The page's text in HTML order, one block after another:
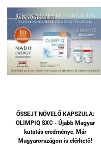
ŐSSEJT NÖVELŐ KAPSZULA:
OLIMPIQ SXC - Újabb Magyar
kutatás eredménye. Már
Magyarországon is elérhető!